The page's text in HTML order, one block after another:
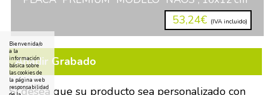
53,24€ (IVA incluido)
Añadir Grabado
Si desea que su producto sea personalizado con
Bienvenida/o
a la
información
básica sobre
las cookies de
la página web
responsabilidad